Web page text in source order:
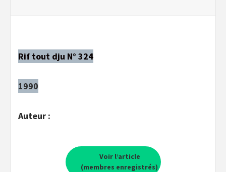
Rif tout dju N° 324
1990
Auteur :
Voir l’article
(membres enregistrés)